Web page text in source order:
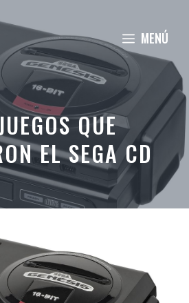
MENÚ
QUE
EL SEGA CD